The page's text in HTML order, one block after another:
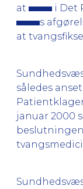
at
i Det
s
at
således anset
januar 2000